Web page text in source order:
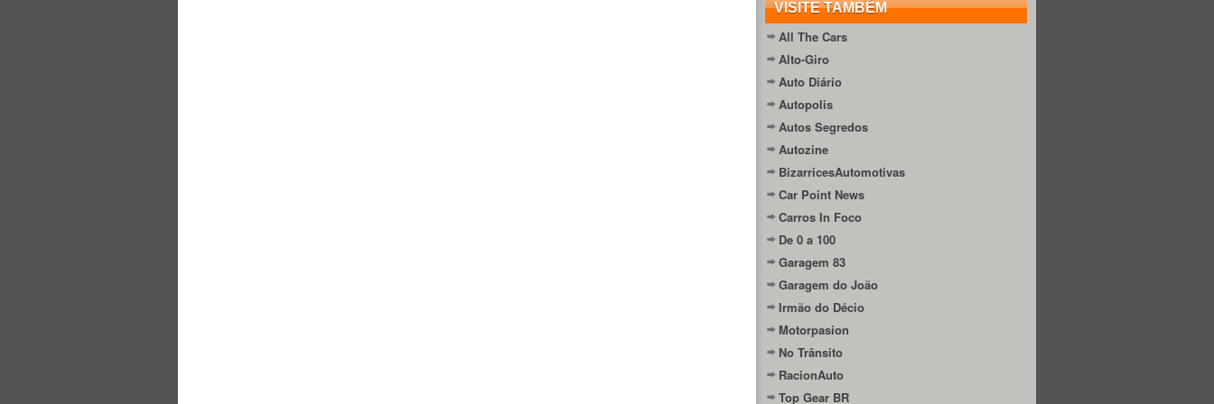
VISITE TAMBÉM
All The Cars
Alto-Giro
Auto Diário
Autopolis
Autos Segredos
Autozine
BizarricesAutomotivas
Car Point News
Carros In Foco
De 0 a 100
Garagem 83
Garagem do João
Irmão do Décio
Motorpasion
No Trânsito
RacionAuto
Top Gear BR